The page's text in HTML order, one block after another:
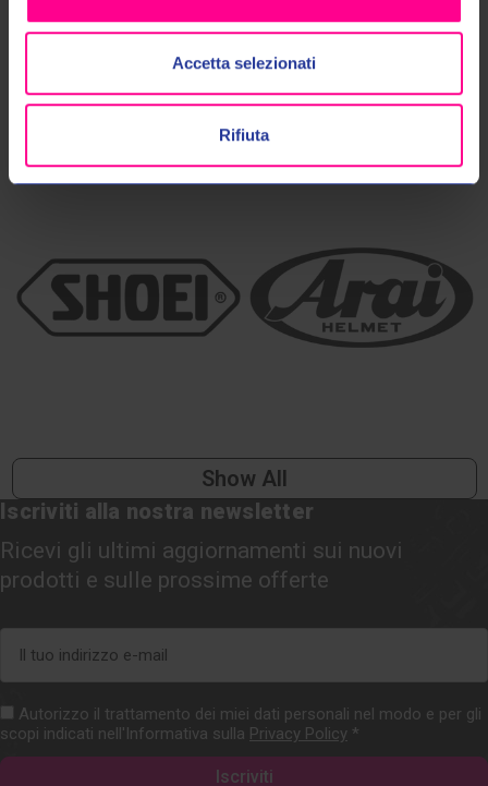
Accetta selezionati
Rifiuta
TOP BRANDS
Show All
Iscriviti alla nostra newsletter
Ricevi gli ultimi aggiornamenti sui nuovi
prodotti e sulle prossime offerte
mail
Autorizzo il trattamento dei miei dati personali nel modo e per gli
scopi indicati nell'Informativa sulla Privacy Policy *